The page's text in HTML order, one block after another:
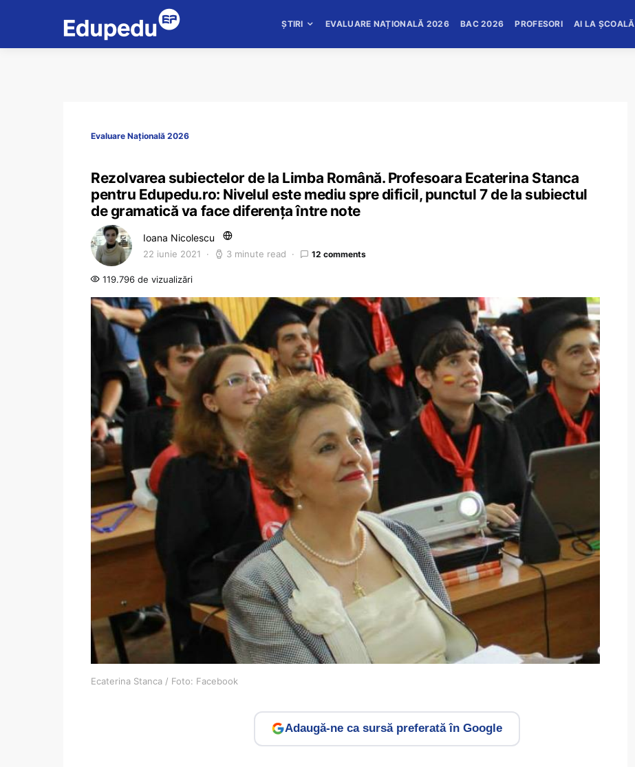
ȘTIRI EVALUARE NAȚIONALĂ 2026 BAC 2026 PROFESORI AI LA ȘCOALĂ
Evaluare Națională 2026
Rezolvarea subiectelor de la Limba Română. Profesoara Ecaterina Stanca
pentru Edupedu.ro: Nivelul este mediu spre dificil, punctul 7 de la subiectul
de gramatică va face diferența între note
Ioana Nicolescu
22 iunie 2021 3 minute read 12 comments
119.796 de vizualizări
Ecaterina Stanca / Foto: Facebook
Adaugă-ne ca sursă preferată în Google